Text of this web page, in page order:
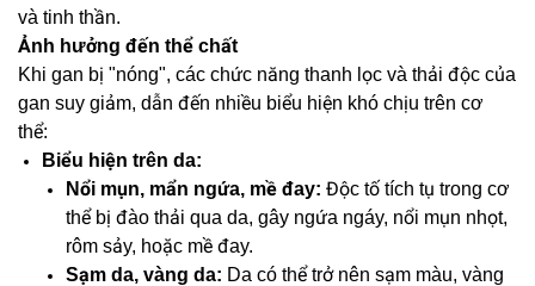
và tinh thần.
Ảnh hưởng đến thể chất
Khi gan bị "nóng", các chức năng thanh lọc và thải độc của
gan suy giảm, dẫn đến nhiều biểu hiện khó chịu trên cơ
thể:
Biểu hiện trên da:
Nổi mụn, mẩn ngứa, mề đay: Độc tố tích tụ trong cơ
thể bị đào thải qua da, gây ngứa ngáy, nổi mụn nhọt,
rôm sảy, hoặc mề đay.
Sạm da, vàng da: Da có thể trở nên sạm màu, vàng